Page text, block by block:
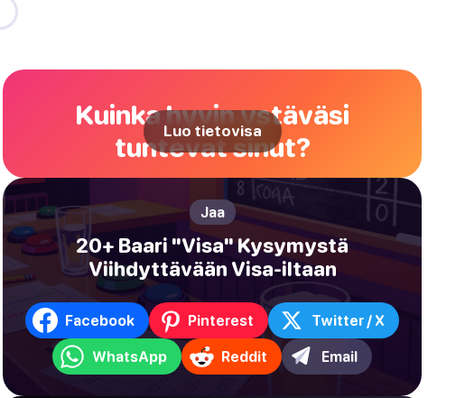
Kuinka hyvin ystäväsi
tuntevat sinut?
Luo tietovisa
Jaa
20+ Baari "Visa" Kysymystä
Viihdyttävään Visa-iltaan
Facebook Pinterest Twitter / X
WhatsApp Reddit Email